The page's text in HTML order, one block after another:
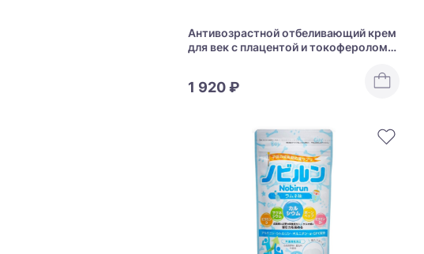
Антивозрастной отбеливающий крем
для век с плацентой и токоферолом
1 920 ₽